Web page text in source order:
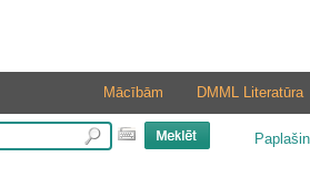
DMML Literatūra
Mācībām